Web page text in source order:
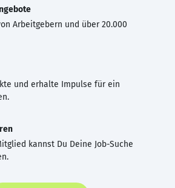
Arbeitgebern und über 20.000
und erhalte Impulse für ein
kannst Du Deine Job-Suche